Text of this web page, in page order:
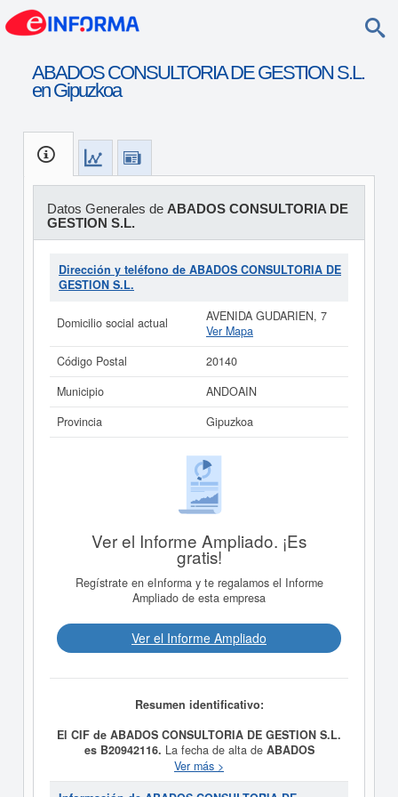
ABADOS CONSULTORIA DE GESTION S.L.
en Gipuzkoa
Datos Generales de ABADOS CONSULTORIA DE
GESTION S.L.
Dirección y teléfono de ABADOS CONSULTORIA DE
GESTION S.L.
Domicilio social actual
AVENIDA GUDARIEN, 7
Ver Mapa
Código Postal
20140
Municipio
ANDOAIN
Provincia
Gipuzkoa
Ver el Informe Ampliado. ¡Es
gratis!
Regístrate en eInforma y te regalamos el Informe
Ampliado de esta empresa
Ver el Informe Ampliado
Resumen identificativo:
El CIF de ABADOS CONSULTORIA DE GESTION S.L.
es B20942116. La fecha de alta de ABADOS
CONSULTORIA DE GESTION S.L.
29/04/2007, constituyendo su meta como
Ver más >